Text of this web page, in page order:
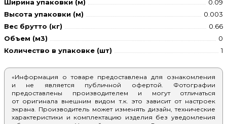
Ширина упаковки (м)
0.09
Высота упаковки (м)
0.003
Вес брутто (кг)
0.66
Объем (м3)
0
Количество в упаковке (шт)
1
«Информация о товаре предоставлена для ознакомления
и не является публичной офертой. Фотографии
предоставлены производителем и могут отличаться
от оригинала внешним видом т.к. это зависит от настроек
экрана. Производитель может изменять дизайн, технические
характеристики и комплектацию изделия без уведомления